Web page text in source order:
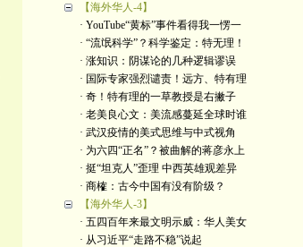
【海外华人-4】
· YouTube“黄标”事件看得我一愣一
· “流氓科学”？科学鉴定：特无理！
· 涨知识：阴谋论的几种逻辑谬误
· 国际专家强烈谴责！远方、特有理
· 奇！特有理的一草教授是右撇子
· 老美良心文：美流感蔓延全球时谁
· 武汉疫情的美式思维与中式视角
· 为六四“正名”？被曲解的蒋彦永上
· 挺“坦克人”歪理 中西英雄观差异
· 商榷：古今中国有没有阶级？
【海外华人-3】
· 五四百年来最文明示威：华人美女
· 从习近平“走路不稳”说起